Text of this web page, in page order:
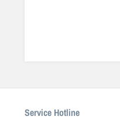
Service Hotline